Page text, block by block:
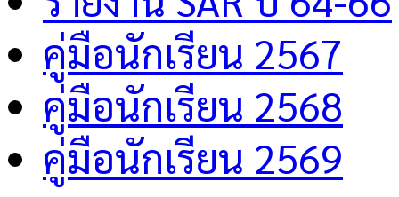
คู่มือนักเรียน 2567
คู่มือนักเรียน 2568
คู่มือนักเรียน 2569